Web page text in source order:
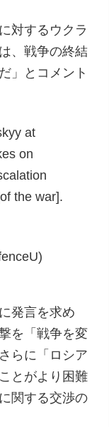
対するウクラ
、戦争の終結
」とコメント
at
on
the war].
発言を求め
を「戦争を変
らに「ロシア
とがより困難
関する交渉の